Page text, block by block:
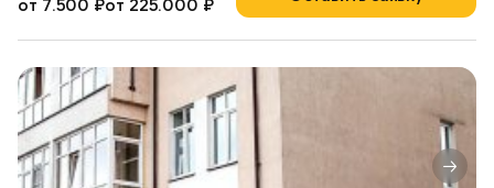
от 7.500 ₽от 225.000 ₽